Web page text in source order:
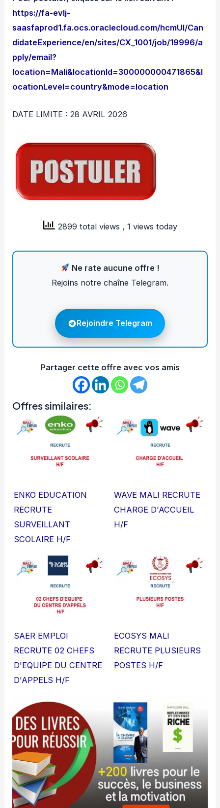
https://fa-evlj-
saasfaprod1.fa.ocs.oraclecloud.com/hcmUI/Can
didateExperience/en/sites/CX_1001/job/19996/a
pply/email?
location=Mali&locationId=300000000471865&l
ocationLevel=country&mode=location
DATE LIMITE : 28 AVRIL 2026
2899 total views , 1 views today
Ne rate aucune offre !
Rejoins notre chaîne Telegram.
Rejoindre Telegram
Partager cette offre avec vos amis
Offres similaires:
ENKO EDUCATION
RECRUTE
SURVEILLANT
SCOLAIRE H/F
WAVE MALI RECRUTE
CHARGE D'ACCUEIL
H/F
SAER EMPLOI
RECRUTE 02 CHEFS
D'EQUIPE DU CENTRE
D'APPELS H/F
ECOSYS MALI
RECRUTE PLUSIEURS
POSTES H/F